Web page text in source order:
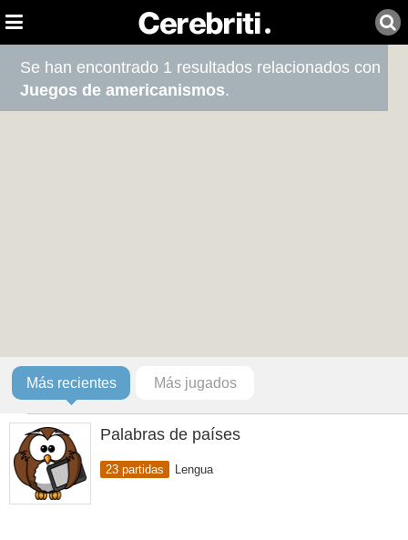
Se han encontrado 1 resultados relacionados con
Juegos de americanismos.
Más recientes Más jugados
Palabras de países
23 partidas Lengua